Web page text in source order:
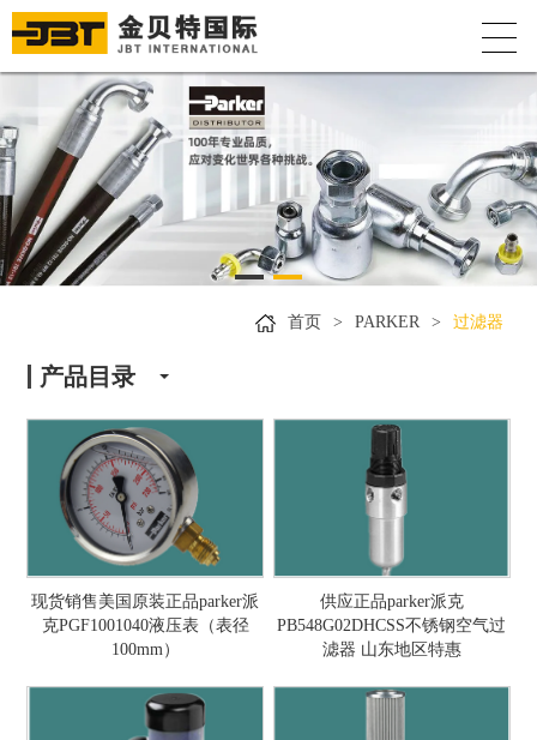
首页 > PARKER > 过滤器
产品目录
现货销售美国原装正品parker派
克PGF1001040液压表（表径
100mm）
供应正品parker派克
PB548G02DHCSS不锈钢空气过
滤器 山东地区特惠